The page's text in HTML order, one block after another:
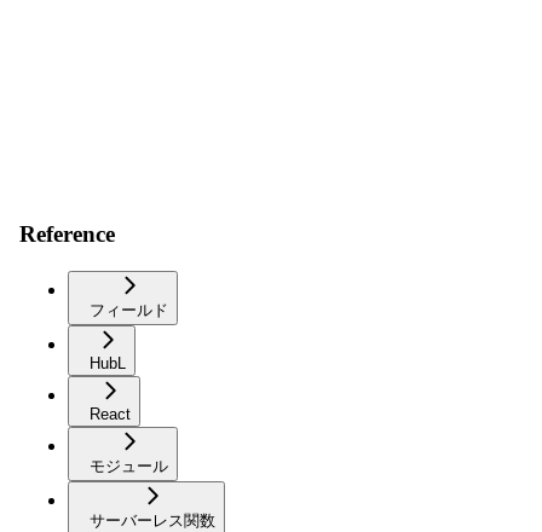
Reference
フィールド
HubL
React
モジュール
サーバーレス関数